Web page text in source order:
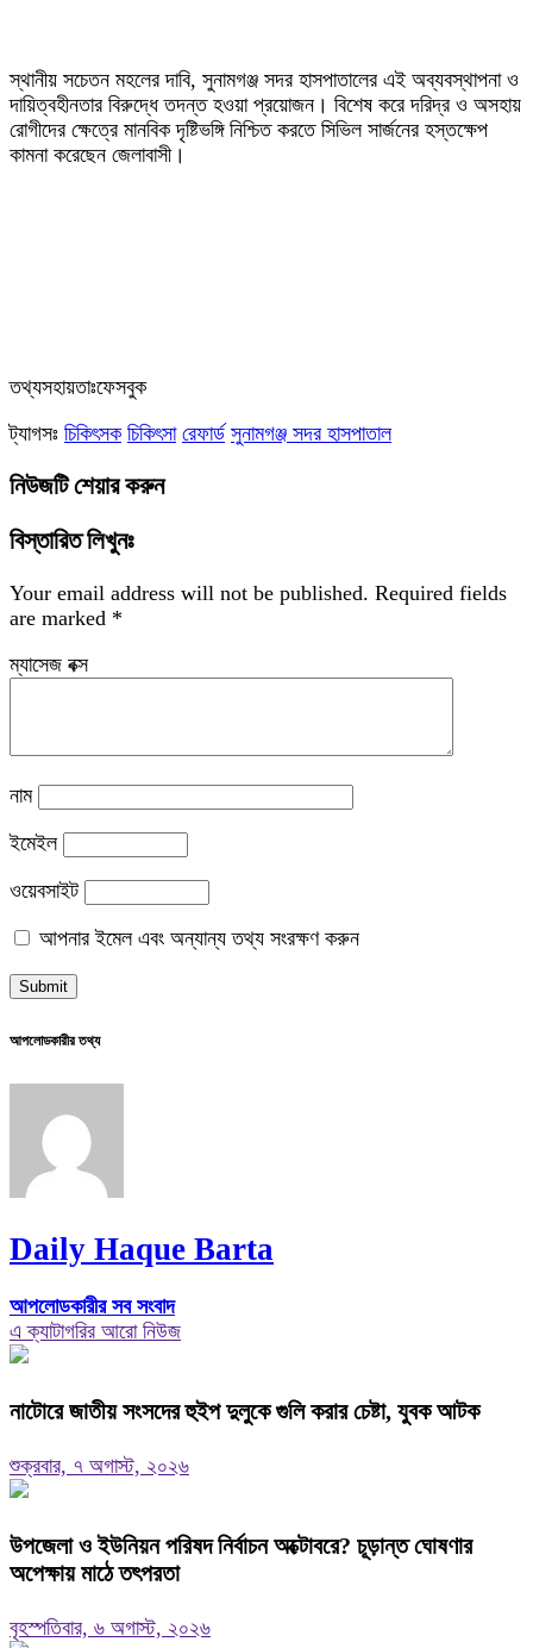
‎স্থানীয় সচেতন মহলের দাবি, সুনামগঞ্জ সদর হাসপাতালের এই অব্যবস্থাপনা ও
দায়িত্বহীনতার বিরুদ্ধে তদন্ত হওয়া প্রয়োজন। বিশেষ করে দরিদ্র ও অসহায়
রোগীদের ক্ষেত্রে মানবিক দৃষ্টিভঙ্গি নিশ্চিত করতে সিভিল সার্জনের হস্তক্ষেপ
কামনা করেছেন জেলাবাসী।
তথ্যসহায়তাঃফেসবুক
ট্যাগসঃ চিকিৎসক চিকিৎসা রেফার্ড সুনামগঞ্জ সদর হাসপাতাল
নিউজটি শেয়ার করুন
বিস্তারিত লিখুনঃ
Your email address will not be published. Required fields
are marked *
ম্যাসেজ বক্স
নাম
ইমেইল
ওয়েবসাইট
আপনার ইমেল এবং অন্যান্য তথ্য সংরক্ষণ করুন
আপলোডকারীর তথ্য
Daily Haque Barta
আপলোডকারীর সব সংবাদ
এ ক্যাটাগরির আরো নিউজ
নাটোরে জাতীয় সংসদের হুইপ দুলুকে গুলি করার চেষ্টা, যুবক আটক
শুক্রবার, ৭ অগাস্ট, ২০২৬
উপজেলা ও ইউনিয়ন পরিষদ নির্বাচন অক্টোবরে? চূড়ান্ত ঘোষণার
অপেক্ষায় মাঠে তৎপরতা
বৃহস্পতিবার, ৬ অগাস্ট, ২০২৬